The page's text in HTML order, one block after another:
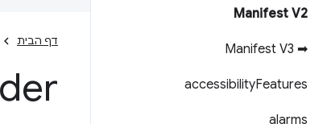
Manifest V2
➡ Manifest V3
accessibilityFeatures
alarms
דף הבית